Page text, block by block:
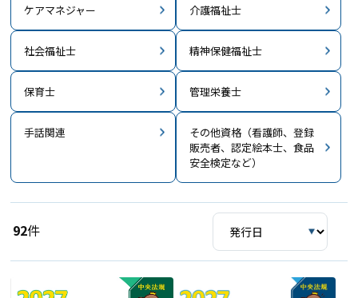
ケアマネジャー 介護福祉士
社会福祉士 精神保健福祉士
保育士 管理栄養士
手話関連
その他資格（看護師、登録
販売者、認定絵本士、食品
安全検定など）
92件